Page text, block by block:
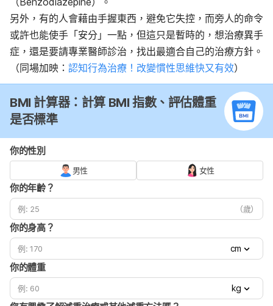
另外，有的人會藉由手握東西，避免它失控，而旁人的命令
或許也能使手「安分」一點，但這只是暫時的，想治療異手
症， 還是要請專業醫師診治 ，找出最適合自己的治療方針。
（同場加映： 認知行為治療！改變慣性思維快又有效）
BMI 計算器：計算 BMI 指數、評估體重
是否標準
你的性別
男性 女性
你的年齡？
（歲）
你的身高？
cm
你的體重
kg